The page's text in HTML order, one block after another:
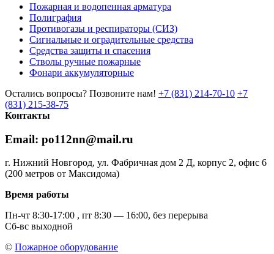
Пожарная и водопенная арматура
Полиграфия
Противогазы и респираторы (СИЗ)
Сигнальные и оградительные средства
Средства защиты и спасения
Стволы ручные пожарные
Фонари аккумуляторные
Остались вопросы? Позвоните нам! +7 (831) 214-70-10 +7
(831) 215-38-75
Контакты
Email: po112nn@mail.ru
г. Нижний Новгород, ул. Фабричная дом 2 Д, корпус 2, офис 6
(200 метров от Максидома)
Время работы
Пн-чт 8:30-17:00 , пт 8:30 — 16:00, без перерыва
Сб-вс выходной
© Пожарное оборудование